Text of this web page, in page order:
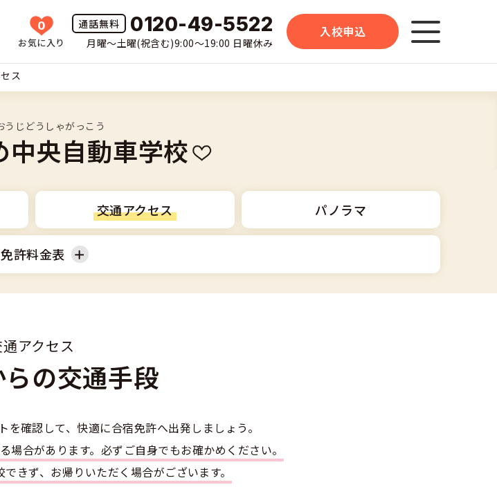
0
お気に入り
0120-49-5522
月曜〜土曜(祝含む)9:00〜19:00 日曜休み
入校申込
入校申込
ス
うじどうしゃがっこう
中央自動車学校
交通アクセス パノラマ
許料金表
アクセス
の交通手段
確認して、快適に合宿免許へ出発しましょう。
場合があります。必ずご自身でもお確かめください。
できず、お帰りいただく場合がございます。